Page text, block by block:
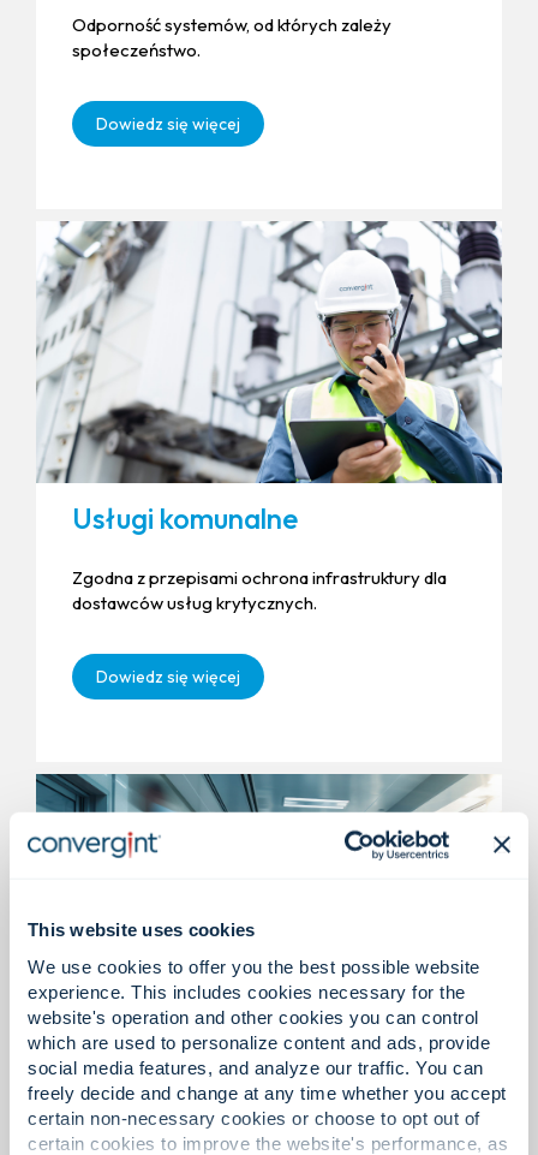
This website uses cookies
We use cookies to offer you the best possible website
experience. This includes cookies necessary for the
website's operation and other cookies you can control
which are used to personalize content and ads, provide
social media features, and analyze our traffic. You can
freely decide and change at any time whether you accept
certain non-necessary cookies or choose to opt out of
certain cookies to improve the website's performance, as
Odporność systemów, od których zależy
społeczeństwo.
Dowiedz się więcej
Usługi komunalne
Zgodna z przepisami ochrona infrastruktury dla
dostawców usług krytycznych.
Dowiedz się więcej
Medycyna / Szpital / Opieka
zdrowotna